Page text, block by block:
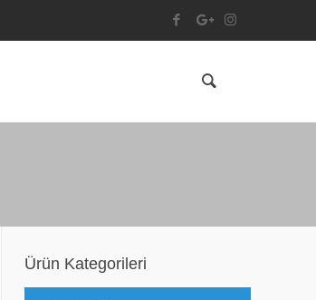
Ürün Kategorileri